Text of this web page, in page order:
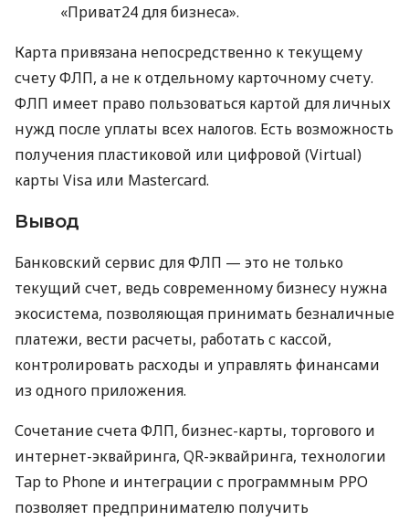
«Приват24 для бизнеса».
Карта привязана непосредственно к текущему
счету ФЛП, а не к отдельному карточному счету.
ФЛП имеет право пользоваться картой для личных
нужд после уплаты всех налогов. Есть возможность
получения пластиковой или цифровой (Virtual)
карты Visa или Mastercard.
Вывод
Банковский сервис для ФЛП — это не только
текущий счет, ведь современному бизнесу нужна
экосистема, позволяющая принимать безналичные
платежи, вести расчеты, работать с кассой,
контролировать расходы и управлять финансами
из одного приложения.
Сочетание счета ФЛП, бизнес-карты, торгового и
интернет-эквайринга, QR-эквайринга, технологии
Tap to Phone и интеграции с программным РРО
позволяет предпринимателю получить